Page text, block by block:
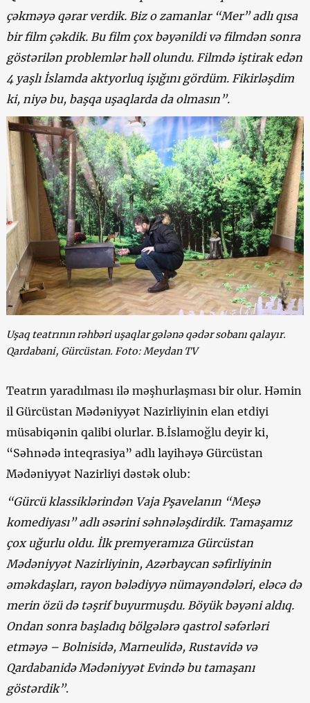
çəkməyə qərar verdik. Biz o zamanlar “Mer” adlı qısa
bir film çəkdik. Bu film çox bəyənildi və filmdən sonra
göstərilən problemlər həll olundu. Filmdə iştirak edən
4 yaşlı İslamda aktyorluq işığını gördüm. Fikirləşdim
ki, niyə bu, başqa uşaqlarda da olmasın”.
Uşaq teatrının rəhbəri uşaqlar gələnə qədər sobanı qalayır.
Qardabani, Gürcüstan. Foto: Meydan TV
Teatrın yaradılması ilə məşhurlaşması bir olur. Həmin
il Gürcüstan Mədəniyyət Nazirliyinin elan etdiyi
müsabiqənin qalibi olurlar. B.İslamoğlu deyir ki,
“Səhnədə inteqrasiya” adlı layihəyə Gürcüstan
Mədəniyyət Nazirliyi dəstək olub:
“Gürcü klassiklərindən Vaja Pşavelanın “Meşə
komediyası” adlı əsərini səhnələşdirdik. Tamaşamız
çox uğurlu oldu. İlk premyeramıza Gürcüstan
Mədəniyyət Nazirliyinin, Azərbaycan səfirliyinin
əməkdaşları, rayon bələdiyyə nümayəndələri, eləcə də
merin özü də təşrif buyurmuşdu. Böyük bəyəni aldıq.
Ondan sonra başladıq bölgələrə qastrol səfərləri
etməyə – Bolnisidə, Marneulidə, Rustavidə və
Qardabanidə Mədəniyyət Evində bu tamaşanı
göstərdik”.